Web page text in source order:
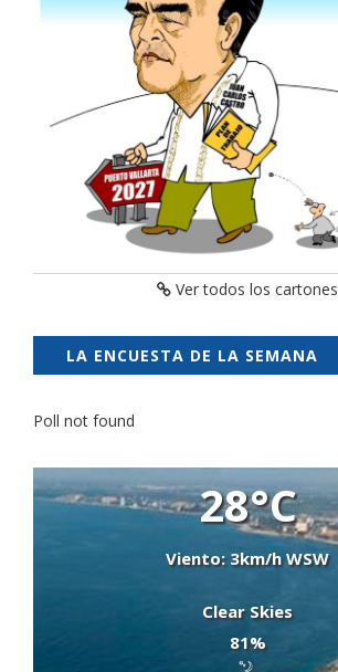
Ver todos los cartones
LA ENCUESTA DE LA SEMANA
Poll not found
28°C
Viento: 3km/h WSW
Clear Skies
81%